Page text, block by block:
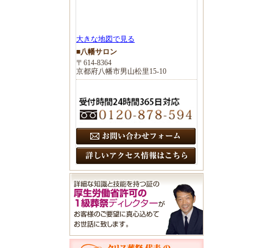
大きな地図で見る
■八幡サロン
〒614-8364
京都府八幡市男山松里15-10